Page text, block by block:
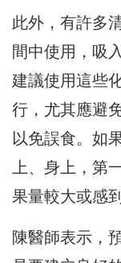
此外，有許多
間中使用，吸
建議使用這些
行，尤其應避
以免誤食。如
上、身上，第
果量較大或感
陳醫師表示，